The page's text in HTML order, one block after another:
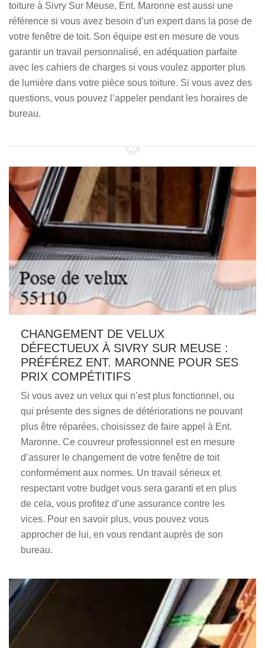
toiture à Sivry Sur Meuse, Ent. Maronne est aussi une
référence si vous avez besoin d’un expert dans la pose de
votre fenêtre de toit. Son équipe est en mesure de vous
garantir un travail personnalisé, en adéquation parfaite
avec les cahiers de charges si vous voulez apporter plus
de lumière dans votre pièce sous toiture. Si vous avez des
questions, vous pouvez l’appeler pendant les horaires de
bureau.
CHANGEMENT DE VELUX
DÉFECTUEUX À SIVRY SUR MEUSE :
PRÉFÉREZ ENT. MARONNE POUR SES
PRIX COMPÉTITIFS
Si vous avez un velux qui n’est plus fonctionnel, ou
qui présente des signes de détériorations ne pouvant
plus être réparées, choisissez de faire appel à Ent.
Maronne. Ce couvreur professionnel est en mesure
d’assurer le changement de votre fenêtre de toit
conformément aux normes. Un travail sérieux et
respectant votre budget vous sera garanti et en plus
de cela, vous profitez d’une assurance contre les
vices. Pour en savoir plus, vous pouvez vous
approcher de lui, en vous rendant auprès de son
bureau.